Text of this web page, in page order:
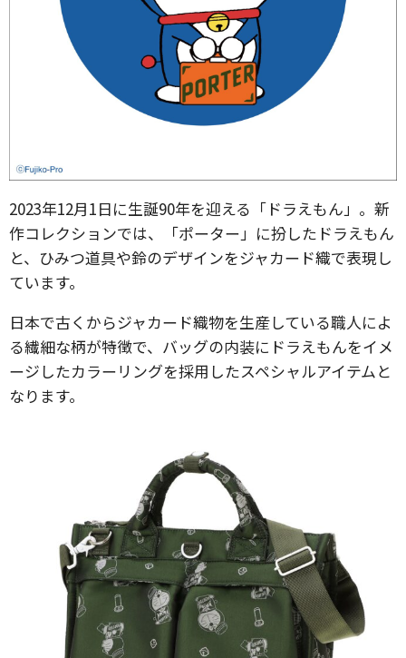
2023年12月1日に生誕90年を迎える「ドラえもん」。新
作コレクションでは、「ポーター」に扮したドラえもん
と、ひみつ道具や鈴のデザインをジャカード織で表現し
ています。
日本で古くからジャカード織物を生産している職人によ
る繊細な柄が特徴で、バッグの内装にドラえもんをイメ
ージしたカラーリングを採用したスペシャルアイテムと
なります。